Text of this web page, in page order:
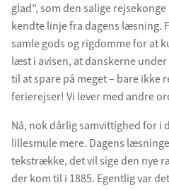
glad”, som den salige
kendte linje fra dagens læsning.
samle gods og rigdomme for at
læst i avisen, at danskerne
til at spare på meget – bare ikke
ferierejser! Vi lever med andre
Nå, nok dårlig samvittighed for i
lillesmule mere. Dagens
tekstrække, det vil sige den nye
der kom til i 1885. Egentlig var